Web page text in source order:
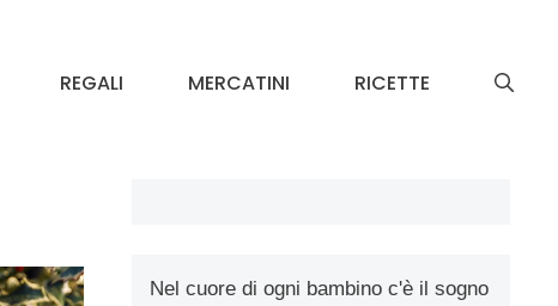
REGALI MERCATINI RICETTE
Nel cuore di ogni bambino c'è il sogno